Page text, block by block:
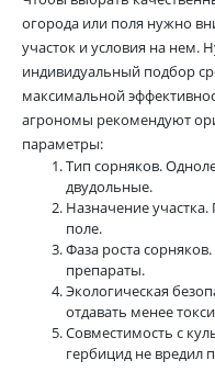
огорода или поля нужно
участок и условия на нем.
индивидуальный подбор
максимальной
агрономы рекомендуют
параметры:
Тип сорняков.
двудольные.
Назначение участка.
поле.
Фаза роста
препараты.
Экологическая
отдавать менее
Совместимость с
гербицид не вредил